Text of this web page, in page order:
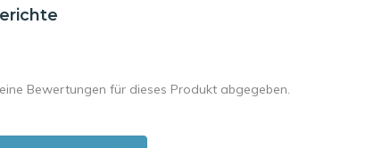
Bewertungen für dieses Produkt abgegeben.